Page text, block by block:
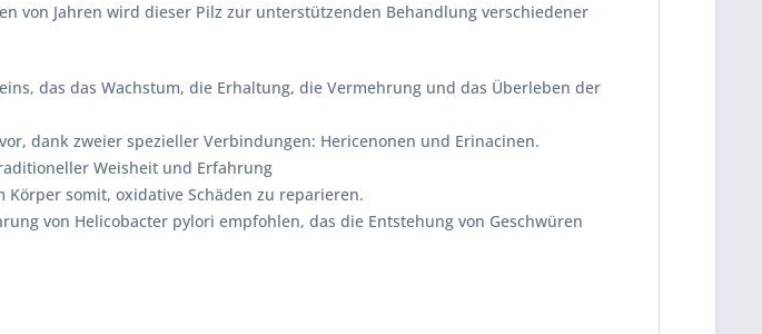
von Jahren wird dieser Pilz zur unterstützenden Behandlung verschiedener
das das Wachstum, die Erhaltung, die Vermehrung und das Überleben der
dank zweier spezieller Verbindungen: Hericenonen und Erinacinen.
Weisheit und Erfahrung
somit, oxidative Schäden zu reparieren.
von Helicobacter pylori empfohlen, das die Entstehung von Geschwüren